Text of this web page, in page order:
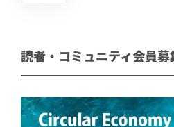
読者・コミュニティ会員募